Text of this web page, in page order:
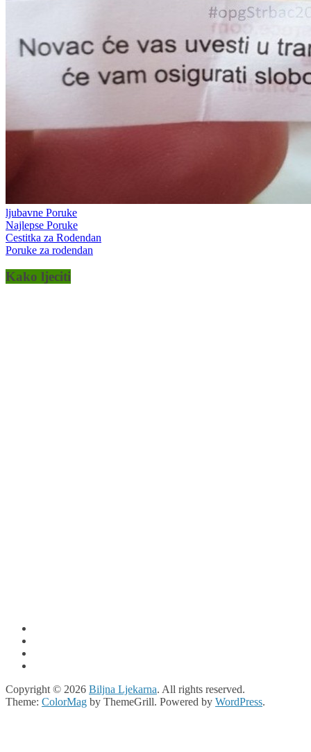
ljubavne Poruke
Najlepse Poruke
Cestitka za Rodendan
Poruke za rodendan
Kako ljeciti
Copyright © 2026 Biljna Ljekarna. All rights reserved.
Theme: ColorMag by ThemeGrill. Powered by WordPress.